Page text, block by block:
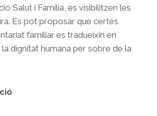
Salut i Família, es visibilitzen les
Es pot proposar que certes
familiar es tradueixin en
la dignitat humana per sobre de la